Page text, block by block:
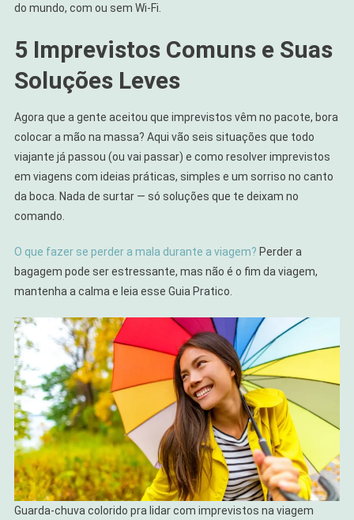
do mundo, com ou sem Wi-Fi.
5 Imprevistos Comuns e Suas
Soluções Leves
Agora que a gente aceitou que imprevistos vêm no pacote, bora
colocar a mão na massa? Aqui vão seis situações que todo
viajante já passou (ou vai passar) e como resolver imprevistos
em viagens com ideias práticas, simples e um sorriso no canto
da boca. Nada de surtar — só soluções que te deixam no
comando.
O que fazer se perder a mala durante a viagem? Perder a
bagagem pode ser estressante, mas não é o fim da viagem,
mantenha a calma e leia esse Guia Pratico.
Guarda-chuva colorido pra lidar com imprevistos na viagem